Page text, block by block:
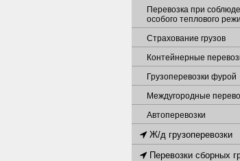
Перевозка при
особого теплового
Страхование грузов
Контейнерные
Грузоперевозки фурой
Междугородные
Автоперевозки
Ж/д грузоперевозки
Перевозки сборных